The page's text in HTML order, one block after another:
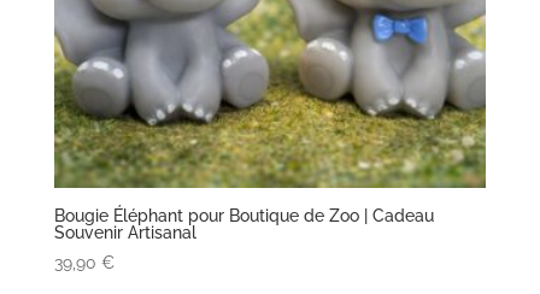
Bougie Éléphant pour Boutique de Zoo | Cadeau
Souvenir Artisanal
39,90 €